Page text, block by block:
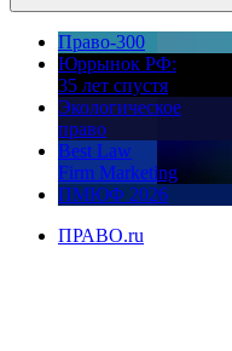
Право-300
Юррынок РФ:
35 лет спустя
Экологическое
право
Best Law
Firm Marketing
ПМЮФ 2026
ПРАВО.ru